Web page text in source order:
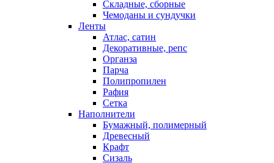
Складные, сборные
Чемоданы и сундучки
Ленты
Атлас, сатин
Декоративные, репс
Органза
Парча
Полипропилен
Рафия
Сетка
Наполнители
Бумажный, полимерный
Древесный
Крафт
Сизаль